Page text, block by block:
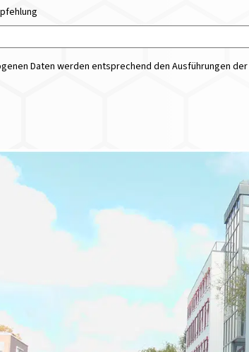
Daten werden entsprechend den Ausführungen